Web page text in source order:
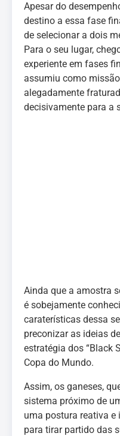
Apesar do
destino a essa fase
de selecionar a dois
Para o seu lugar,
experiente em fases
assumiu como
alegadamente
decisivamente para a
Ainda que a amostra
é sobejamente
caraterísticas dessa
preconizar as ideias
estratégia dos “Black
Copa do Mundo.
Assim, os ganeses,
sistema próximo de
uma postura reativa
para tirar partido das